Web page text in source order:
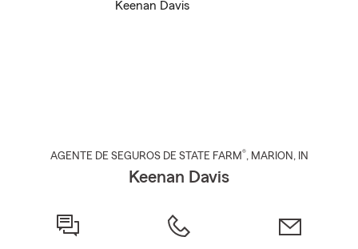
AGENTE DE SEGUROS DE STATE FARM®, MARION , IN
Keenan Davis